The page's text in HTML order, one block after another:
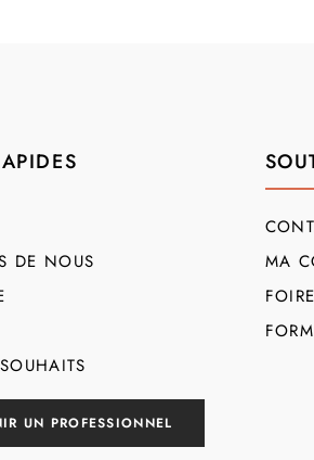
DE NOUS
UN PROFESSIONNEL
MA